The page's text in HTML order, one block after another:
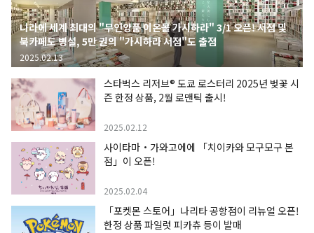
나라에 세계 최대의 "무인양품 이온몰 가시하라" 3/1 오픈! 서점 및
북카페도 병설, 5만 권의 "가시하라 서점"도 출점
2025.02.13
스타벅스 리저브® 도쿄 로스터리 2025년 벚꽃 시
즌 한정 상품, 2월 로맨틱 출시!
2025.02.12
사이타마・가와고에에 「치이카와 모구모구 본
점」이 오픈!
2025.02.04
「포켓몬 스토어」나리타 공항점이 리뉴얼 오픈!
한정 상품 파일럿 피카츄 등이 발매